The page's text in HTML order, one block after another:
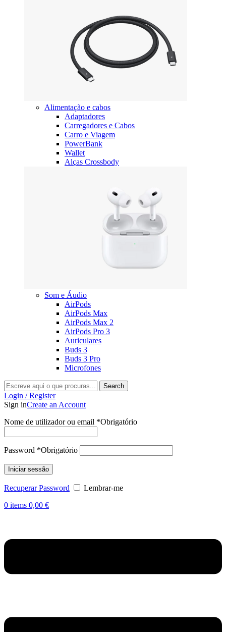
Alimentação e cabos
Adaptadores
Carregadores e Cabos
Carro e Viagem
PowerBank
Wallet
Alças Crossbody
Som e Áudio
AirPods
AirPods Max
AirPods Max 2
AirPods Pro 3
Auriculares
Buds 3
Buds 3 Pro
Microfones
Search
Login / Register
Sign inCreate an Account
Nome de utilizador ou email *Obrigatório
Password *Obrigatório
Iniciar sessão
Recuperar Password
Lembrar-me
0 items 0,00 €